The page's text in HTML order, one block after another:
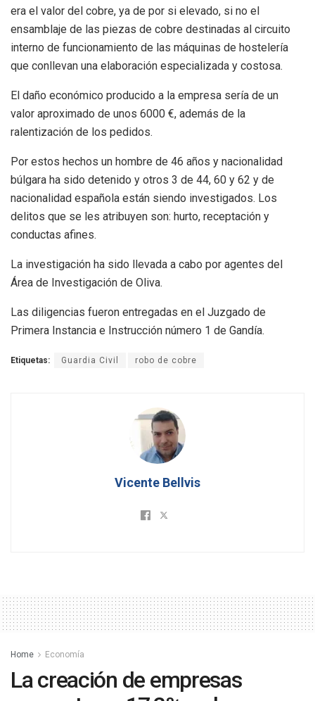
era el valor del cobre, ya de por si elevado, si no el
ensamblaje de las piezas de cobre destinadas al circuito
interno de funcionamiento de las máquinas de hostelería
que conllevan una elaboración especializada y costosa.
El daño económico producido a la empresa sería de un
valor aproximado de unos 6000 €, además de la
ralentización de los pedidos.
Por estos hechos un hombre de 46 años y nacionalidad
búlgara ha sido detenido y otros 3 de 44, 60 y 62 y de
nacionalidad española están siendo investigados. Los
delitos que se les atribuyen son: hurto, receptación y
conductas afines.
La investigación ha sido llevada a cabo por agentes del
Área de Investigación de Oliva.
Las diligencias fueron entregadas en el Juzgado de
Primera Instancia e Instrucción número 1 de Gandía.
Etiquetas: Guardia Civil robo de cobre
Vicente Bellvis
Home Economía
La creación de empresas